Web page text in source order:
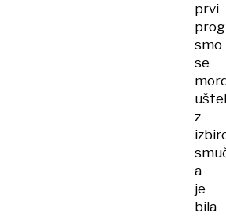
prvi
smo
se
z
a
je
bila